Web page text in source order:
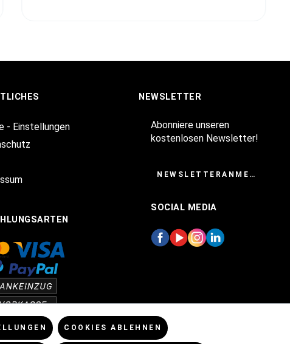
- Einstellungen
NEWSLETTER
Abonniere unseren
kostenlosen Newsletter!
NEWSLETTERANMELDUNG
SOCIAL MEDIA
COOKIES ABLEHNEN